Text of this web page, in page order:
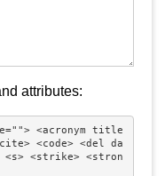
attributes:
<acronym title
<code> <del da
<s> <strike> <stron